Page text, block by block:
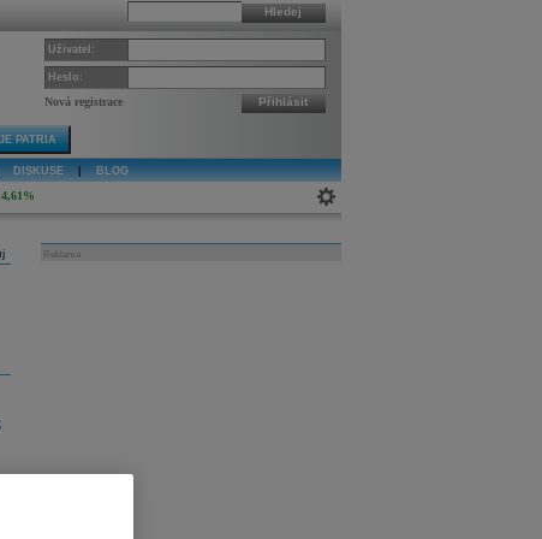
Hledej
Uživatel:
Heslo:
Nová registrace Přihlásit
PATRIA
DISKUSE BLOG
4,61%
Reklama